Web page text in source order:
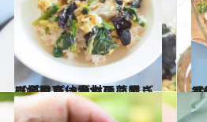
2023.12.19
【冬にぴったりの薬膳レシピ】身体がつらいときに摂りたい食材は？黒ごま、黒豆、黒木耳…
グルメ 季節の変